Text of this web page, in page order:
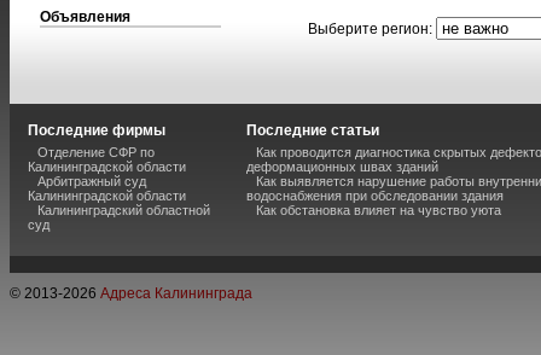
Объявления
Выберите регион:
Последние фирмы
Отделение СФР по
Калининградской области
Арбитражный суд
Калининградской области
Калининградский областной
суд
Последние статьи
Как проводится диагностика скрытых
деформационных швах зданий
Как выявляется нарушение работы
водоснабжения при обследовании здания
Как обстановка влияет на чувство уюта
© 2013-2026 Адреса Калининграда